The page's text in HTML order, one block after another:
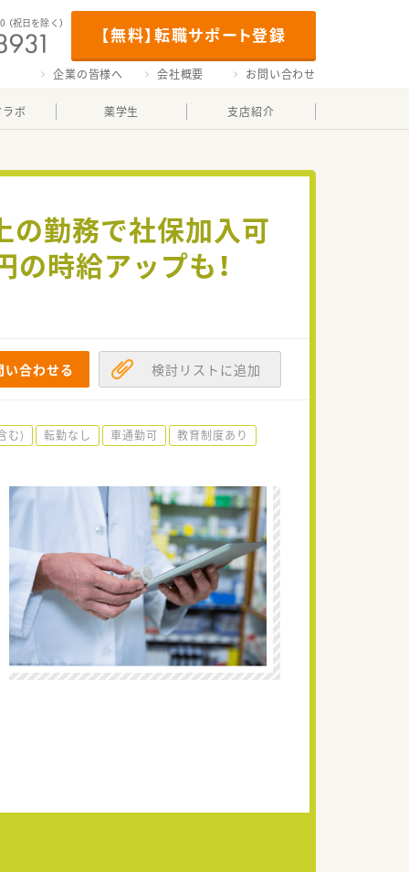
【無料】転職サポート登録
（祝日を除く）
企業の皆様へ 会社概要 お問い合わせ
ボ 薬学生 支店紹介
勤務で社保加入可
時給アップも！
い合わせる 検討リストに追加
む) 転勤なし 車通勤可
教育制度あり